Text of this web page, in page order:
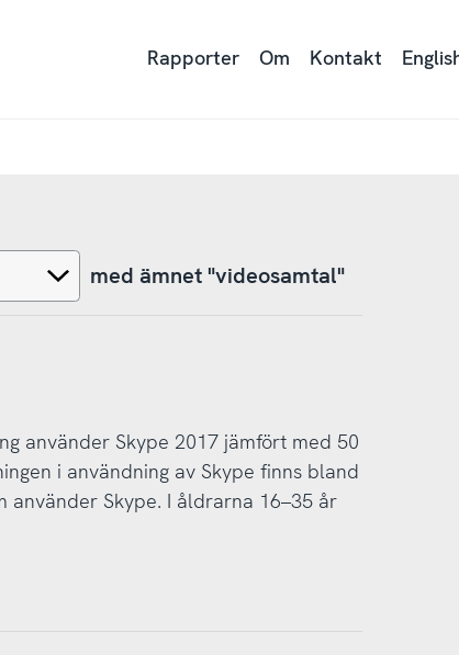
Rapporter Om Kontakt
med ämnet "videosamtal"
använder Skype 2017 jämfört med 50
i användning av Skype finns bland
använder Skype. I åldrarna 16–35 år